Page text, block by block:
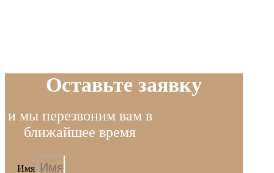
Оставьте заявку
и мы перезвоним вам в
ближайшее время
Имя